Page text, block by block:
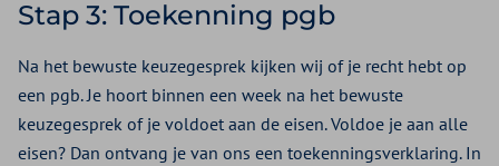
Stap 3: Toekenning pgb
Na het bewuste keuzegesprek kijken wij of je recht hebt op
een pgb. Je hoort binnen een week na het bewuste
keuzegesprek of je voldoet aan de eisen. Voldoe je aan alle
eisen? Dan ontvang je van ons een toekenningsverklaring. In